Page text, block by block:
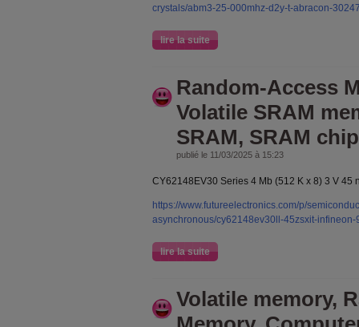
crystals/abm3-25-000mhz-d2y-t-abracon-
lire la suite
Random-Access
Volatile SRAM
SRAM, SRAM chip
publié le 11/03/2025 à 15:23
CY62148EV30 Series 4 Mb (512 K x 8) 3 V 45
https://www.futureelectronics.com/p/
asynchronous/cy62148ev30ll-45zsxit-infineon-
lire la suite
Volatile memory,